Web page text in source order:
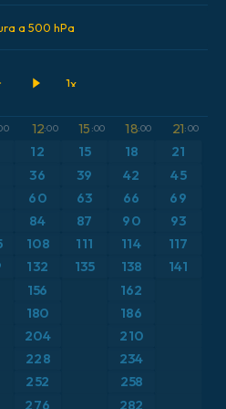
a 500 hPa
m
hPa
12:00 15 :00 18:00 21:00
12 15 18
21
36 39 42
45
60 63 66
69
84 87 90 93
108 111 114 117
132 135 138
141
156
162
180
186
204 210
228 234
252
258
276 282